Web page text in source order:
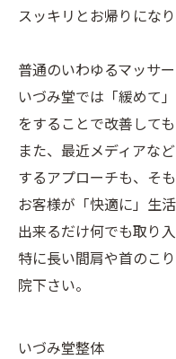
スッキリとお帰りになり
普通のいわゆるマッサ
いづみ堂では「緩めて
をすることで改善して
また、最近メディアな
するアプローチも、そ
お客様が「快適に」生
出来るだけ何でも取り
特に長い間肩や首のこ
院下さい。
いづみ堂整体